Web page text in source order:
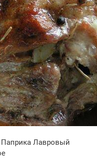
Паприка Лавровый